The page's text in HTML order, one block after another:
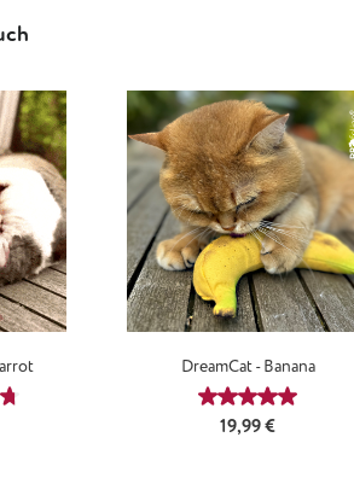
Bewertung von 4.71 von 5
Preis:
DreamCat - Banana
Regulärer Preis:
19,99 €